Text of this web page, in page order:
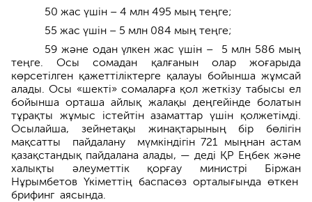
50 жас үшін – 4 млн 495 мың теңге;
55 жас үшін – 5 млн 084 мың теңге;
59 және одан үлкен жас үшін – 5 млн 586 мың
теңге. Осы сомадан қалғанын олар жоғарыда
көрсетілген қажеттіліктерге қалауы бойынша жұмсай
алады. Осы «шекті» сомалар­ға қол жеткізу табысы ел
бойынша орташа айлық жалақы деңгейінде болаты­н
тұрақты жұмыс істейтін азаматтар үшін қолжетімді.
Осылайша, зейнетақы жинақтарының бір бөлігін
мақсатты пайдалану мүмкіндігін 721 мыңнан астам
қазақстандық пайда­лана алады, — деді ҚР Еңбек және
халықты әлеуметтік қорғау минист­рі Біржан
Нұрымбетов Үкіметтің баспасөз орталығында өткен
брифинг аясында.